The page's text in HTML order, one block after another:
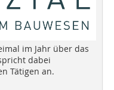
im Jahr über das
dabei
Tätigen an.